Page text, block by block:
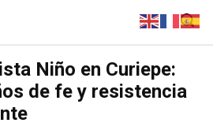
Niño en Curiepe:
de fe y resistencia